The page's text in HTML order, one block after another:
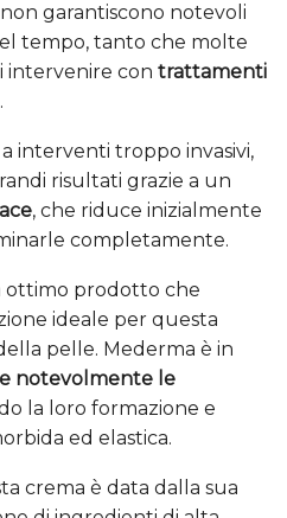
garantiscono notevoli
tempo, tanto che molte
intervenire con trattamenti
interventi troppo invasivi,
risultati grazie a un
, che riduce inizialmente
completamente.
ottimo prodotto che
ideale per questa
pelle. Mederma è in
notevolmente le
la loro formazione e
ed elastica.
crema è data dalla sua